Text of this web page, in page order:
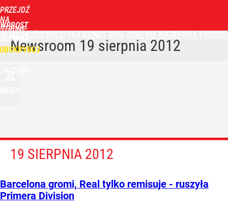
PRZEJDŹ
NA
STRONĘ
GŁÓWNĄ
WPROST
Newsroom 19 sierpnia 2012
19 SIERPNIA 2012
Barcelona gromi, Real tylko remisuje - ruszyła
Primera Division